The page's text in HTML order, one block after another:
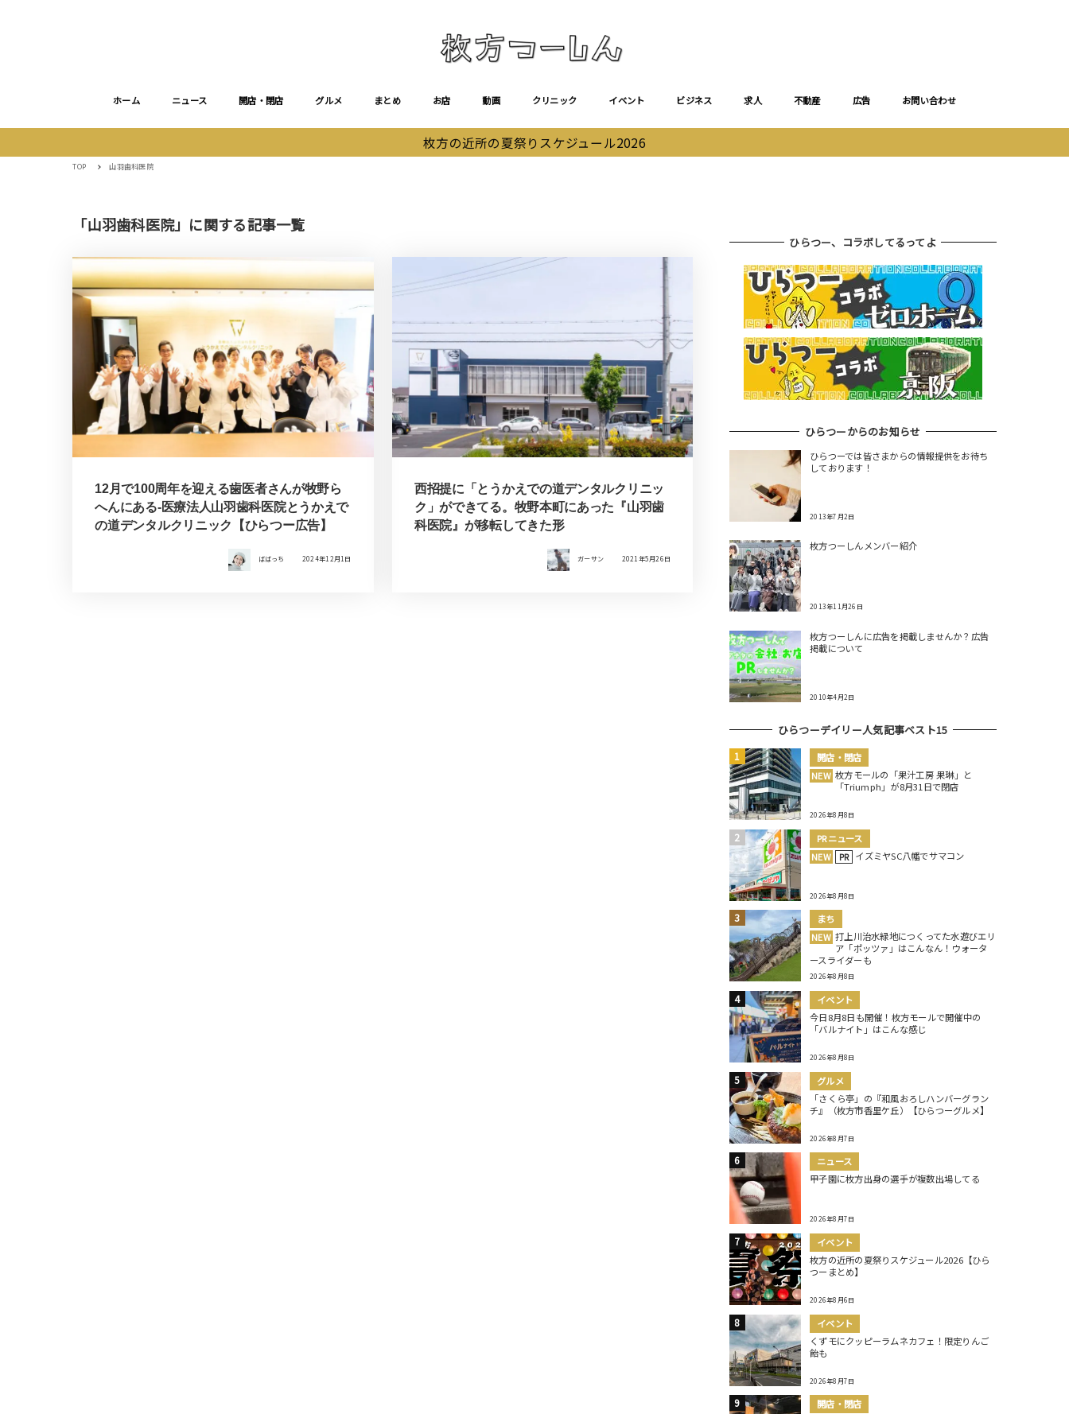
ホーム ニュース 開店・閉店 グルメ まとめ お店 動画 クリニック イベント ビジネス 求人 不動産 広告 お問い合わせ
枚方の近所の夏祭りスケジュール2026
TOP 山羽歯科医院
「山羽歯科医院」に関する記事一覧
12月で100周年を迎える歯医者さんが牧野ら
へんにある-医療法人山羽歯科医院とうかえで
の道デンタルクリニック【ひらつー広告】
ばばっち 2024年12月1日
西招提に「とうかえでの道デンタルクリニッ
ク」ができてる。牧野本町にあった『山羽歯
科医院』が移転してきた形
ガーサン 2021年5月26日
ひらつー、コラボしてるってよ
ひらつーからのお知らせ
ひらつーでは皆さまからの情報提供をお待ち
しております！
2013年7月2日
枚方つーしんメンバー紹介
2013年11月26日
枚方つーしんに広告を掲載しませんか？広告
掲載について
2010年4月2日
ひらつーデイリー人気記事ベスト15
開店・閉店
NEW 枚方モールの「果汁工房 果琳」と
「Triumph」が8月31日で閉店
2026年8月8日
PRニュース
NEW
PR イズミヤSC八幡でサマコン
2026年8月8日
まち
NEW 打上川治水緑地につくってた水遊びエリ
ア「ポッツァ」はこんなん！ウォータ
ースライダーも
2026年8月8日
イベント
今日8月8日も開催！枚方モールで開催中の
「バルナイト」はこんな感じ
2026年8月8日
グルメ
「さくら亭」の『和風おろしハンバーグラン
チ』（枚方市香里ケ丘）【ひらつーグルメ】
2026年8月7日
ニュース
甲子園に枚方出身の選手が複数出場してる
2026年8月7日
イベント
枚方の近所の夏祭りスケジュール2026【ひら
つーまとめ】
2026年8月6日
イベント
くずモにクッピーラムネカフェ！限定りんご
飴も
2026年8月7日
開店・閉店